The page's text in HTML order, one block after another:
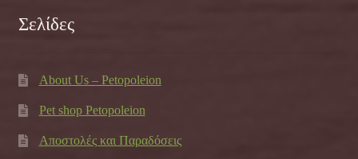
Σελίδες
About Us – Petopoleion
Pet shop Petopoleion
Αποστολές και Παραδόσεις